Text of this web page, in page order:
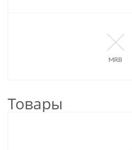
MRB
Товары